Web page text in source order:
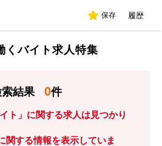
保存 履歴
くバイト求人特集
結果 0件
ト」に関する求人は見つかり
関する情報を表示していま